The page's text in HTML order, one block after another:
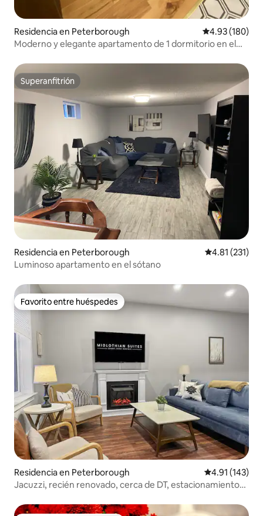
Residencia en Peterborough Calificación
4.93 (180)
Moderno y elegante apartamento de 1 dormitorio en el
Superanfitrión
Superanfitrión
Residencia en Peterborough Calificación
4.81 (231)
Luminoso apartamento en el sótano
Favorito entre huéspedes
Favorito entre huéspedes
Residencia en Peterborough Calificación
4.91 (143)
Jacuzzi, recién renovado, cerca de DT, estacionamiento